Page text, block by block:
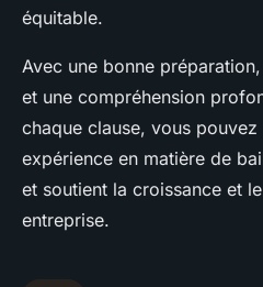
équitable.
Avec une bonne
et une compréhension
chaque clause, vous
expérience en matière de
et soutient la croissance et
entreprise.